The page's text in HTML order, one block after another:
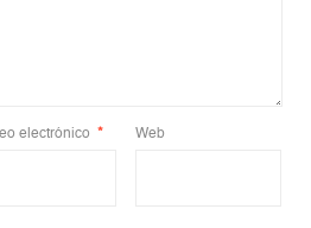
electrónico * Web